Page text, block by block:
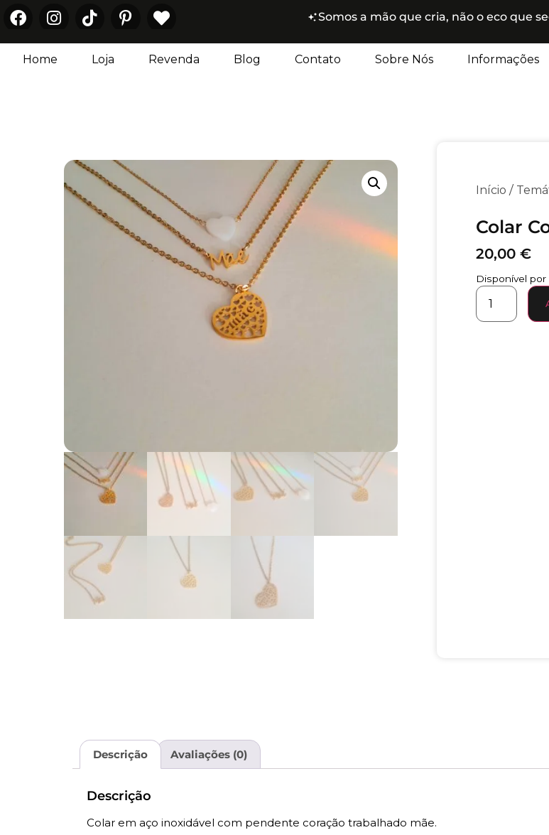
Somos a mão que cria, não o eco que
Home Loja Revenda Blog Contato Sobre Nós Informações
Início /
Colar
20,00 €
Disponível
Descrição Avaliações (0)
Descrição
Colar em aço inoxidável com pendente coração trabalhado mãe.